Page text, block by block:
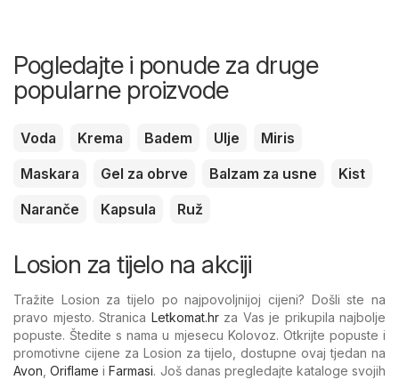
Pogledajte i ponude za druge
popularne proizvode
Voda Krema Badem Ulje
Miris
Maskara
Gel za obrve Balzam za usne
Kist
Naranče
Kapsula Ruž
Losion za tijelo na akciji
Tražite Losion za tijelo po najpovoljnijoj cijeni? Došli ste na
pravo mjesto. Stranica Letkomat.hrza Vas je prikupila najbolje
popuste. Štedite s nama u mjesecu Kolovoz. Otkrijte popuste i
promotivne cijene za Losion za tijelo, dostupne ovaj tjedan na
Avon,Oriflame iFarmasi. Još danas pregledajte kataloge svojih